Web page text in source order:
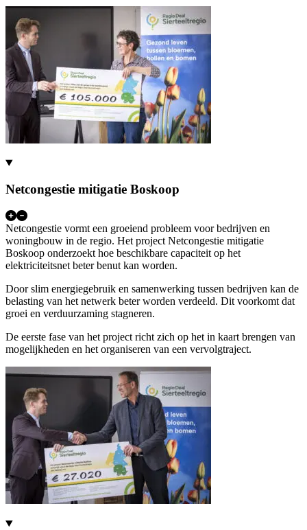
Netcongestie mitigatie Boskoop
Netcongestie vormt een groeiend probleem voor bedrijven en
woningbouw in de regio. Het project Netcongestie mitigatie
Boskoop onderzoekt hoe beschikbare capaciteit op het
elektriciteitsnet beter benut kan worden.
Door slim energiegebruik en samenwerking tussen bedrijven kan de
belasting van het netwerk beter worden verdeeld. Dit voorkomt dat
groei en verduurzaming stagneren.
De eerste fase van het project richt zich op het in kaart brengen van
mogelijkheden en het organiseren van een vervolgtraject.